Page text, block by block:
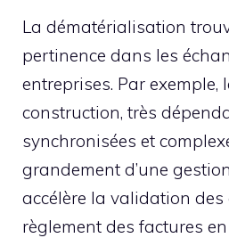
La dématérialisation
pertinence dans les
entreprises. Par exemple,
construction, très
synchronisées et
grandement d’une
accélère la validation des
règlement des factures